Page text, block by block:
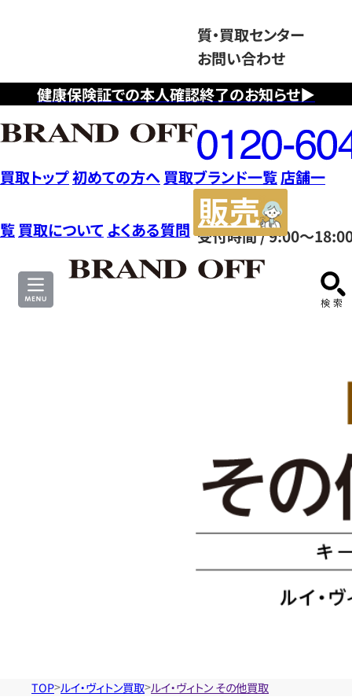
健康保険証での本人確認終了のお知らせ▶
質・買取センター
お問い合わせ
フ
リ
ー
ダ
イ
ヤ
ル
0120604117
受付時間 / 9:00～
買取トップ初めての方へ 買取ブランド一覧店舗一
覧 買取について よくある質問
サ
TOP ルイ・ヴィトン買取 ルイ・ヴィトン その他買取